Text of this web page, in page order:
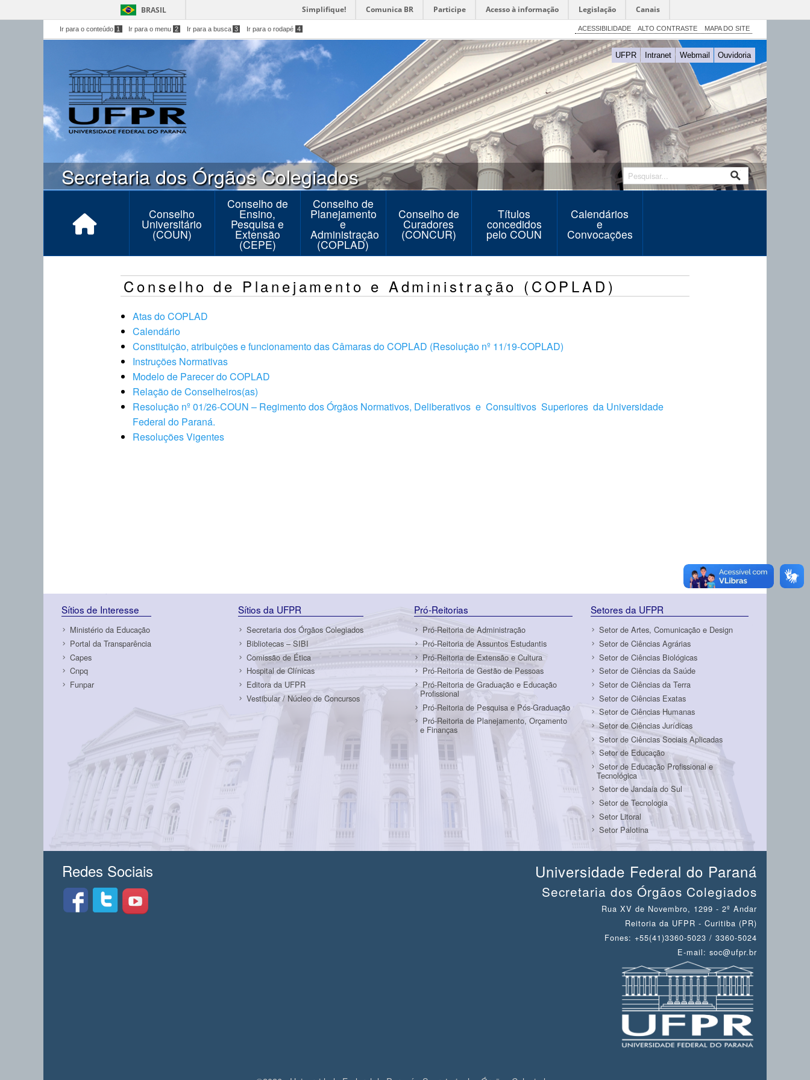
BRASIL Simplifique! Comunica BR Participe Acesso à informação Legislação Canais
Ir para o conteúdo 1 Ir para o menu 2 Ir para a busca 3 Ir para o rodapé 4 ACESSIBILIDADE ALTO CONTRASTE MAPA DO SITE
UFPR Intranet Webmail Ouvidoria
Secretaria dos Órgãos Colegiados
Conselho
Universitário
(COUN)
Conselho de
Ensino,
Pesquisa e
Extensão
(CEPE)
Conselho de
Planejamento
e
Administração
(COPLAD)
Conselho de
Curadores
(CONCUR)
Títulos
concedidos
pelo COUN
Calendários
e
Convocações
Conselho de Planejamento e Administração (COPLAD)
Atas do COPLAD
Calendário
Constituição, atribuições e funcionamento das Câmaras do COPLAD (Resolução nº 11/19-COPLAD)
Instruções Normativas
Modelo de Parecer do COPLAD
Relação de Conselheiros(as)
Resolução nº 01/26-COUN – Regimento dos Órgãos Normativos, Deliberativos e Consultivos Superiores da Universidade
Federal do Paraná.
Resoluções Vigentes
Sítios de Interesse
Ministério da Educação
Portal da Transparência
Capes
Cnpq
Funpar
Sítios da UFPR
Secretaria dos Órgãos Colegiados
Bibliotecas – SIBI
Comissão de Ética
Hospital de Clínicas
Editora da UFPR
Vestibular / Núcleo de Concursos
Pró-Reitorias
Pró-Reitoria de Administração
Pró-Reitoria de Assuntos Estudantis
Pró-Reitoria de Extensão e Cultura
Pró-Reitoria de Gestão de Pessoas
Pró-Reitoria de Graduação e Educação
Profissional
Pró-Reitoria de Pesquisa e Pós-Graduação
Pró-Reitoria de Planejamento, Orçamento
e Finanças
Setores da UFPR
Setor de Artes, Comunicação e Design
Setor de Ciências Agrárias
Setor de Ciências Biológicas
Setor de Ciências da Saúde
Setor de Ciências da Terra
Setor de Ciências Exatas
Setor de Ciências Humanas
Setor de Ciências Jurídicas
Setor de Ciências Sociais Aplicadas
Setor de Educação
Setor de Educação Profissional e
Tecnológica
Setor de Jandaia do Sul
Setor de Tecnologia
Setor Litoral
Setor Palotina
Redes Sociais Universidade Federal do Paraná
Secretaria dos Órgãos Colegiados
Rua XV de Novembro, 1299 - 2º Andar
Reitoria da UFPR - Curitiba (PR)
Fones: +55(41)3360-5023 / 3360-5024
E-mail: soc@ufpr.br